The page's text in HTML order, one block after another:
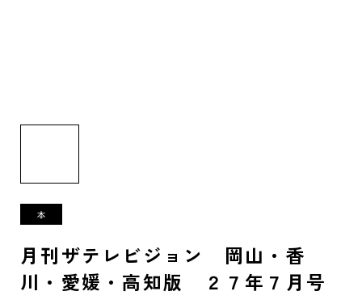
月刊ザテレビジョン 岡山・香
川・愛媛・高知版 ２７年７月号